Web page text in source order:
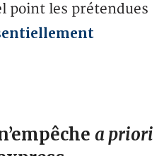
point les prétendues
a priori